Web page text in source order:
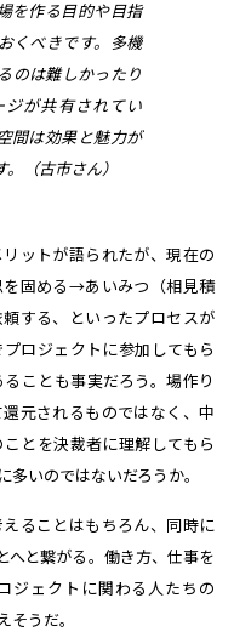
を作る目的や目指
くべきです。多機
のは難しかったり
ジが共有されてい
間は効果と魅力が
（古市さん）
ットが語られたが、現在の
を固める→あいみつ（相見積
する、といったプロセスが
ロジェクトに参加してもら
ことも事実だろう。場作り
元されるものではなく、中
とを決裁者に理解してもら
多いのではないだろうか。
ることはもちろん、同時に
へと繋がる。働き方、仕事を
ジェクトに関わる人たちの
そうだ。